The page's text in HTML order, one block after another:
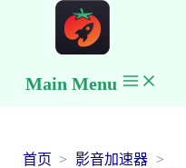
Main Menu
首页
影音加速器